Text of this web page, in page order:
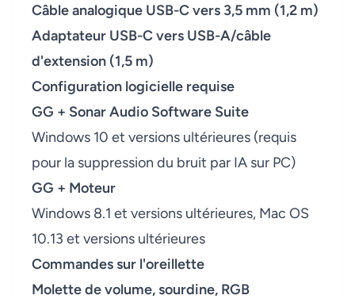
Câble analogique USB-C vers 3,5 mm (1,2 m)
Adaptateur USB-C vers USB-A/câble
d'extension (1,5 m)
Configuration logicielle requise
GG + Sonar Audio Software Suite
Windows 10 et versions ultérieures (requis
pour la suppression du bruit par IA sur PC)
GG + Moteur
Windows 8.1 et versions ultérieures, Mac OS
10.13 et versions ultérieures
Commandes sur l'oreillette
Molette de volume, sourdine, RGB